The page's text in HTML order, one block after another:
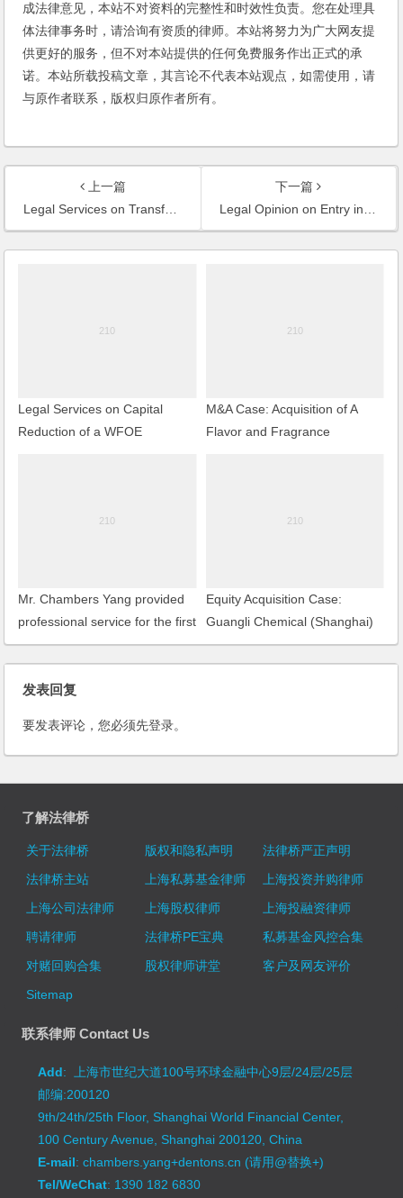
成法律意见，本站不对资料的完整性和时效性负责。您在处理具
体法律事务时，请洽询有资质的律师。本站将努力为广大网友提
供更好的服务，但不对本站提供的任何免费服务作出正式的承
诺。本站所载投稿文章，其言论不代表本站观点，如需使用，请
与原作者联系，版权归原作者所有。
上一篇
Legal Services on Transfer of a Villa of Mixed Ownership
下一篇
Legal Opinion on Entry in China of Foreign Online Game Company
Legal Services on Capital
Reduction of a WFOE
M&A Case: Acquisition of A
Flavor and Fragrance
Mr. Chambers Yang provided
professional service for the first
mandatory liquidation case in
Wuxi
Equity Acquisition Case:
Guangli Chemical (Shanghai)
Co., Ltd.
发表回复
要发表评论，您必须先登录。
了解法律桥
关于法律桥 版权和隐私声明
法律桥严正声明
法律桥主站
上海私募基金律师
上海投资并购律师
上海公司法律师
上海股权律师
上海投融资律师
聘请律师
法律桥PE宝典
私募基金风控合集
对赌回购合集
股权律师讲堂
客户及网友评价
Sitemap
联系律师 Contact Us
Add: 上海市世纪大道100号环球金融中心9层/24层/25层
邮编:200120
9th/24th/25th Floor, Shanghai World Financial Center,
100 Century Avenue, Shanghai 200120, China
E-mail: chambers.yang+dentons.cn (请用@替换+)
Tel/WeChat: 1390 182 6830